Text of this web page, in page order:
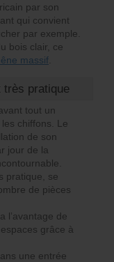
par son
qui convient
par exemple.
bois clair, ce
massif
très pratique
tout un
chiffons. Le
de son
jour de la
pratique, se
de pièces
l’avantage de
grâce à
une entrée